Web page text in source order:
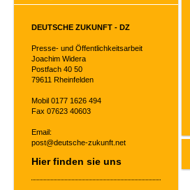
DEUTSCHE ZUKUNFT - DZ
Presse- und Öffentlichkeitsarbeit
Joachim Widera
Postfach 40 50
79611 Rheinfelden
Mobil 0177 1626 494
Fax 07623 40603
Email:
post@deutsche-zukunft.net
Hier finden sie uns